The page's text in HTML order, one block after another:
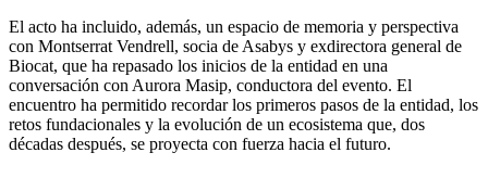
El acto ha incluido, además, un espacio de memoria y perspectiva
con Montserrat Vendrell, socia de Asabys y exdirectora general de
Biocat, que ha repasado los inicios de la entidad en una
conversación con Aurora Masip, conductora del evento. El
encuentro ha permitido recordar los primeros pasos de la entidad, los
retos fundacionales y la evolución de un ecosistema que, dos
décadas después, se proyecta con fuerza hacia el futuro.